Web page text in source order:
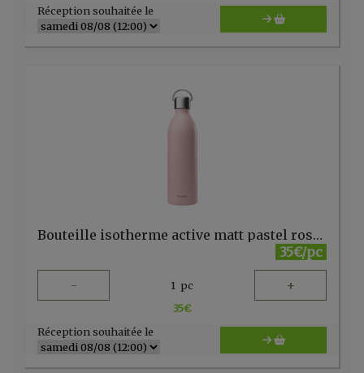
Réception souhaitée le
Bouteille isotherme active matt pastel rose 1000mll Qwetch)
35€/pc
- 1 pc +
35€
Réception souhaitée le